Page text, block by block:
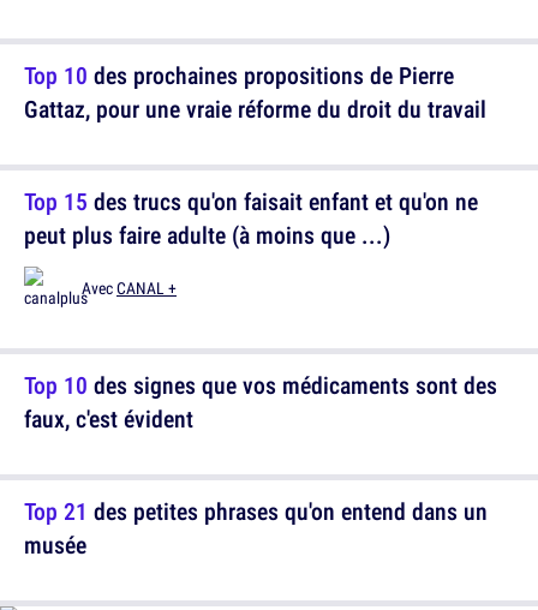
Top 10 des prochaines propositions de Pierre
Gattaz, pour une vraie réforme du droit du travail
Top 10 des signes que vos médicaments sont des
faux, c'est évident
Top 15 des trucs qu'on faisait enfant et qu'on ne
peut plus faire adulte (à moins que ...)
AvecCANAL +
Top 21 des petites phrases qu'on entend dans un
musée